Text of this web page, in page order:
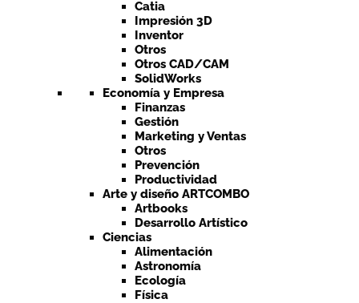
Catia
Impresión 3D
Inventor
Otros
Otros CAD/CAM
SolidWorks
Economía y Empresa
Finanzas
Gestión
Marketing y Ventas
Otros
Prevención
Productividad
Arte y diseño ARTCOMBO
Artbooks
Desarrollo Artístico
Ciencias
Alimentación
Astronomía
Ecología
Física